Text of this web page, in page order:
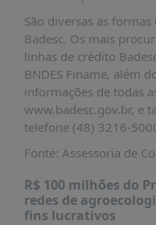
DADOS
FRENTE
PARLAMENTAR
SOBRE
A
FRENTE
INFORMAÇÕES
São diversas as
Badesc. Os mais
linhas de crédito
BNDES Finame, além
informações de todas
www.badesc.gov.br, e
telefone (48) 3216-
Fonte: Assessoria de
R$ 100 milhões do
redes de
fins lucrativos